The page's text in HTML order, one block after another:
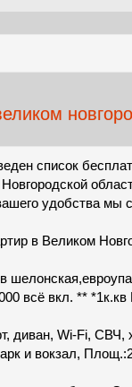
список
удобства мы
в Великом
всё вкл. **
диван, Wi-Fi, СВЧ,
и вокзал,